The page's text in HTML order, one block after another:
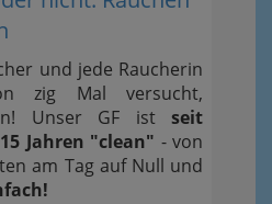
und jede Raucherin
zig Mal versucht,
Unser GF ist seit
Jahren "clean" - von
am Tag auf Null und